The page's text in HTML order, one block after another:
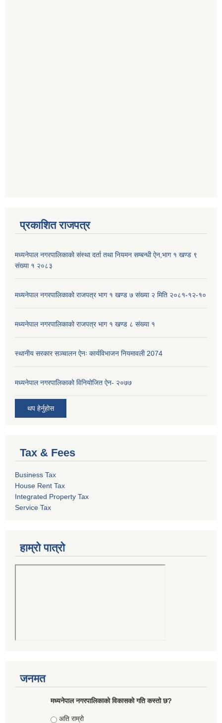
प्रकाशित राजपत्र
मध्यनेपाल नगरपालिकाको संस्था दर्ता तथा नियमन सम्बन्धी ऐन,भाग १ खण्ड ९
संख्या १ २०८३
मध्यनेपाल नगरपालिकाको राजपत्र भाग १ खण्ड ७ संख्या २ मिति २०८१-१२-१०
मध्यनेपाल नगरपालिकाको राजपत्र भाग १ खण्ड ८ संख्या १
स्थानीय सरकार सञ्चालन ऐनः कार्यविभाजन नियमावली 2074
मध्यनेपाल नगरपालिकाको विनियोजित ऐन- २०७७
थप हेर्नुहोस
Tax & Fees
Business Tax
House Rent Tax
Integrated Property Tax
Service Tax
हाम्रो पात्रो
जनमत
मध्यनेपाल नगरपालिकाको विकासको गति कस्तो छ?
Choices
अति राम्रो